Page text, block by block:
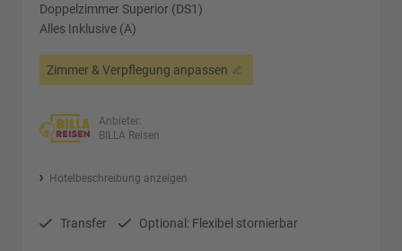
Doppelzimmer Superior (DS1)
Alles Inklusive (A)
Zimmer & Verpflegung anpassen
Anbieter:
BILLA Reisen
Hotelbeschreibung anzeigen
Transfer Optional: Flexibel stornierbar